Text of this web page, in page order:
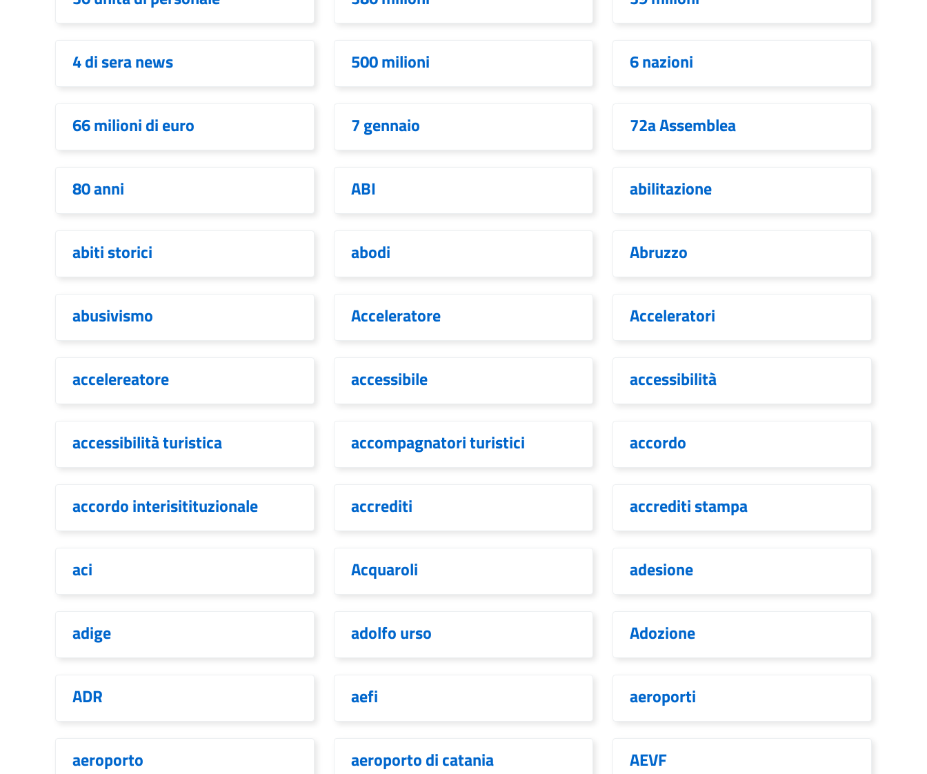
4 di sera news 500 milioni 6 nazioni
66 milioni di euro 7 gennaio 72a Assemblea
80 anni ABI abilitazione
abiti storici abodi Abruzzo
abusivismo Acceleratore Acceleratori
accelereatore accessibile accessibilità
accessibilità turistica accompagnatori turistici accordo
accordo interisitituzionale accrediti accrediti stampa
aci Acquaroli adesione
adige adolfo urso Adozione
ADR aefi aeroporti
aeroporto aeroporto di catania AEVF